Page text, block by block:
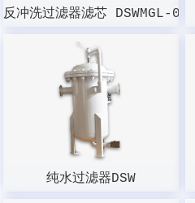
反冲洗过滤器滤芯 DSWMGL-
纯水过滤器DSW